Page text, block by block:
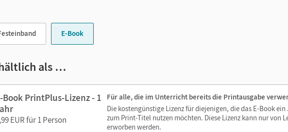
Notizen erstellen
Text ergänzen
Zoomen
E-Book
als …
Book PrintPlus-Lizenz - 1
EUR für 1 Person
Für alle, die im Unterricht bereits die Printausgabe
Die kostengünstige Lizenz für diejenigen, die das E-Book
zum Print-Titel nutzen möchten. Diese Lizenz kann nur von
erworben werden.